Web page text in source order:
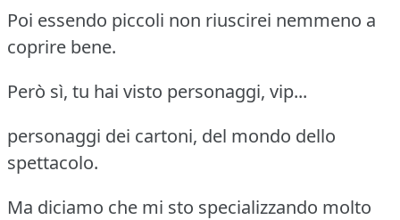
Poi essendo piccoli non riuscirei nemmeno a
coprire bene.
Però sì, tu hai visto personaggi, vip...
personaggi dei cartoni, del mondo dello
spettacolo.
Ma diciamo che mi sto specializzando molto